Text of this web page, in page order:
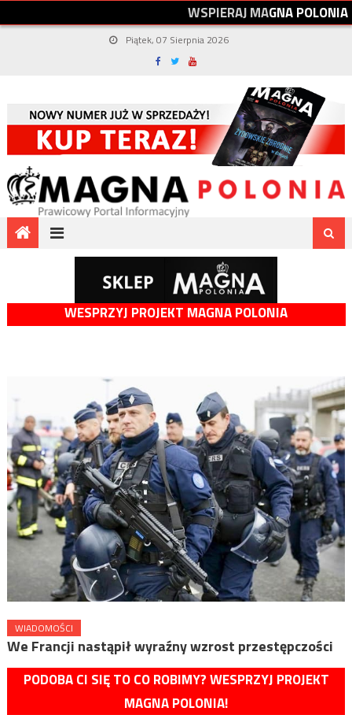
WSPIERAJMAGNAPOLONIA
Piątek, 07 Sierpnia 2026
WESPRZYJ PROJEKT MAGNA POLONIA
WIADOMOŚCI
We Francji nastąpił wyraźny wzrost przestępczości
PODOBA CI SIĘ TO CO ROBIMY? WESPRZYJ PROJEKT
MAGNA POLONIA!